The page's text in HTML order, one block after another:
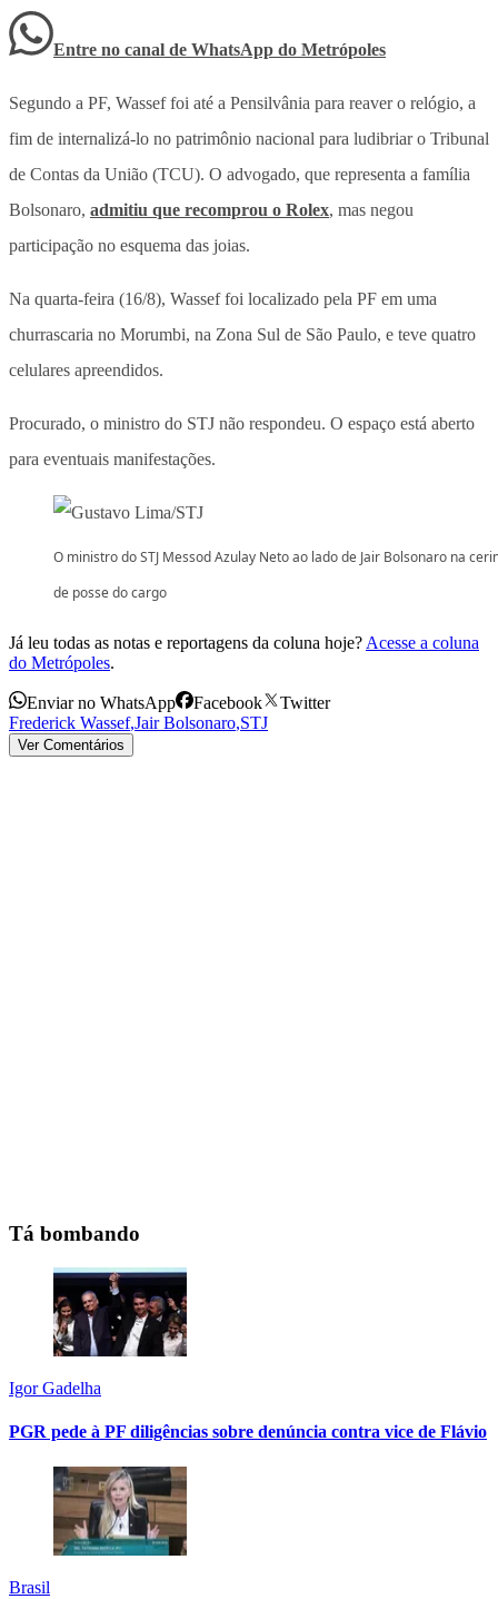
Entre no canal de WhatsApp do Metrópoles
Segundo a PF, Wassef foi até a Pensilvânia para reaver o relógio, a
fim de internalizá-lo no patrimônio nacional para ludibriar o Tribunal
de Contas da União (TCU). O advogado, que representa a família
Bolsonaro, admitiu que recomprou o Rolex, mas negou
participação no esquema das joias.
Na quarta-feira (16/8), Wassef foi localizado pela PF em uma
churrascaria no Morumbi, na Zona Sul de São Paulo, e teve quatro
celulares apreendidos.
Procurado, o ministro do STJ não respondeu. O espaço está aberto
para eventuais manifestações.
O ministro do STJ Messod Azulay Neto ao lado de Jair Bolsonaro na
de posse do cargo
Já leu todas as notas e reportagens da coluna hoje? Acesse a coluna
do Metrópoles.
Enviar no WhatsApp Facebook
Twitter
Frederick Wassef,Jair Bolsonaro,STJ
Ver Comentários
Tá bombando
Igor Gadelha
PGR pede à PF diligências sobre denúncia contra vice de Flávio
Brasil